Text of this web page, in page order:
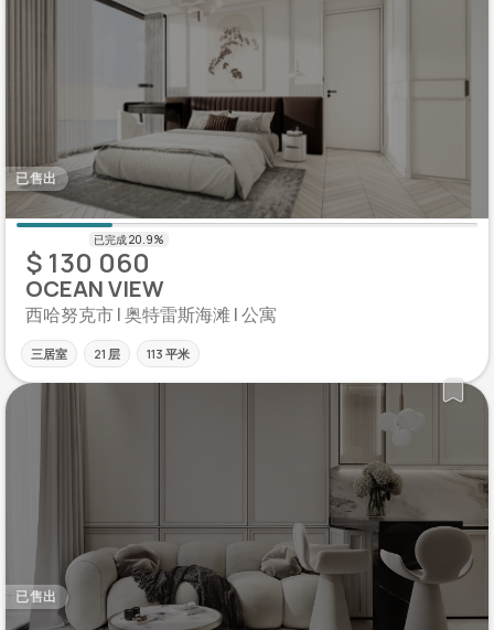
已售出
$ 130 060
OCEAN VIEW
西哈努克市 | 奥特雷斯海滩 | 公寓
三居室 21 层 113 平米
已售出